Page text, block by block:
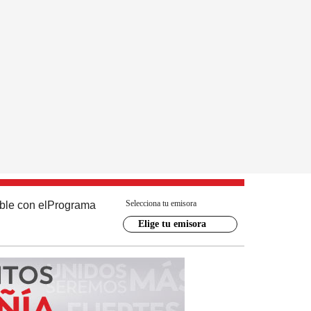
con el Programa Selecciona tu emisora
Elige tu emisora